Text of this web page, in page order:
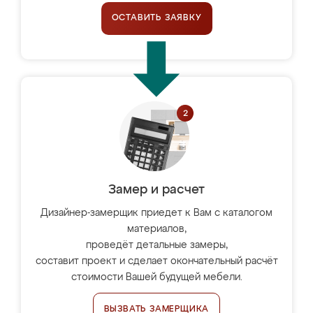
ОСТАВИТЬ ЗАЯВКУ
Замер и расчет
Дизайнер-замерщик приедет к Вам с каталогом
материалов,
проведёт детальные замеры,
составит проект и сделает окончательный расчёт
стоимости Вашей будущей мебели.
ВЫЗВАТЬ ЗАМЕРЩИКА